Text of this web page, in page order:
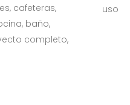
cafeteras,
baño,
completo,
uso